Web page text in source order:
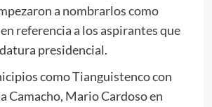
a nombrarlos como
referencia a los aspirantes que
presidencial.
como Tianguistenco con
Camacho, Mario Cardoso en